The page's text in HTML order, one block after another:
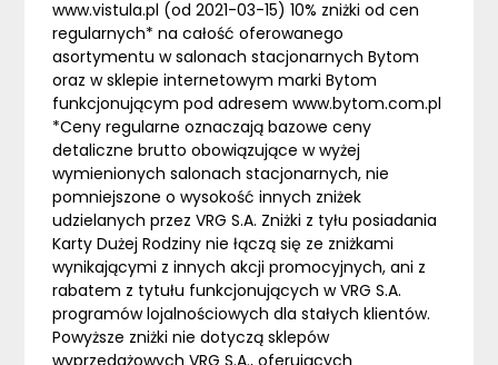
www.vistula.pl (od 2021-03-15) 10% zniżki od cen
regularnych* na całość oferowanego
asortymentu w salonach stacjonarnych Bytom
oraz w sklepie internetowym marki Bytom
funkcjonującym pod adresem www.bytom.com.pl
*Ceny regularne oznaczają bazowe ceny
detaliczne brutto obowiązujące w wyżej
wymienionych salonach stacjonarnych, nie
pomniejszone o wysokość innych zniżek
udzielanych przez VRG S.A. Zniżki z tyłu posiadania
Karty Dużej Rodziny nie łączą się ze zniżkami
wynikającymi z innych akcji promocyjnych, ani z
rabatem z tytułu funkcjonujących w VRG S.A.
programów lojalnościowych dla stałych klientów.
Powyższe zniżki nie dotyczą sklepów